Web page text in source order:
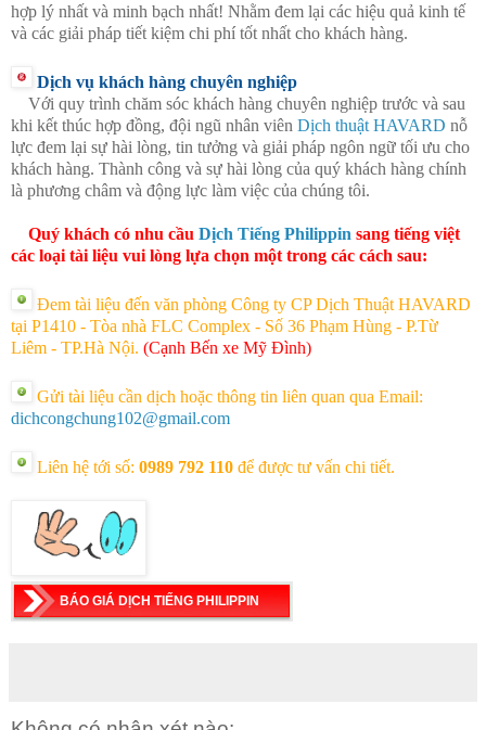
hợp lý nhất và minh bạch nhất! Nhằm đem lại các hiệu quả kinh tế
và các giải pháp tiết kiệm chi phí tốt nhất cho khách hàng.
Dịch vụ khách hàng chuyên nghiệp
Với quy trình chăm sóc khách hàng chuyên nghiệp trước và sau
khi kết thúc hợp đồng, đội ngũ nhân viên Dịch thuật HAVARD nỗ
lực đem lại sự hài lòng, tin tưởng và giải pháp ngôn ngữ tối ưu cho
khách hàng. Thành công và sự hài lòng của quý khách hàng chính
là phương châm và động lực làm việc của chúng tôi.
Quý khách có nhu cầu Dịch Tiếng Philippin sang tiếng việt
các loại tài liệu vui lòng lựa chọn một trong các cách sau:
Đem tài liệu đến văn phòng Công ty CP Dịch Thuật HAVARD
tại P1410 - Tòa nhà FLC Complex - Số 36 Phạm Hùng - P.Từ
Liêm - TP.Hà Nội. (Cạnh Bến xe Mỹ Đình)
Gửi tài liệu cần dịch hoặc thông tin liên quan qua Email:
dichcongchung102@gmail.com
Liên hệ tới số: 0989 792 110 để được tư vấn chi tiết.
BÁO GIÁ DỊCH TIẾNG PHILIPPIN